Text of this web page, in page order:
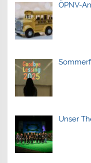
ÖPNV-
Unser